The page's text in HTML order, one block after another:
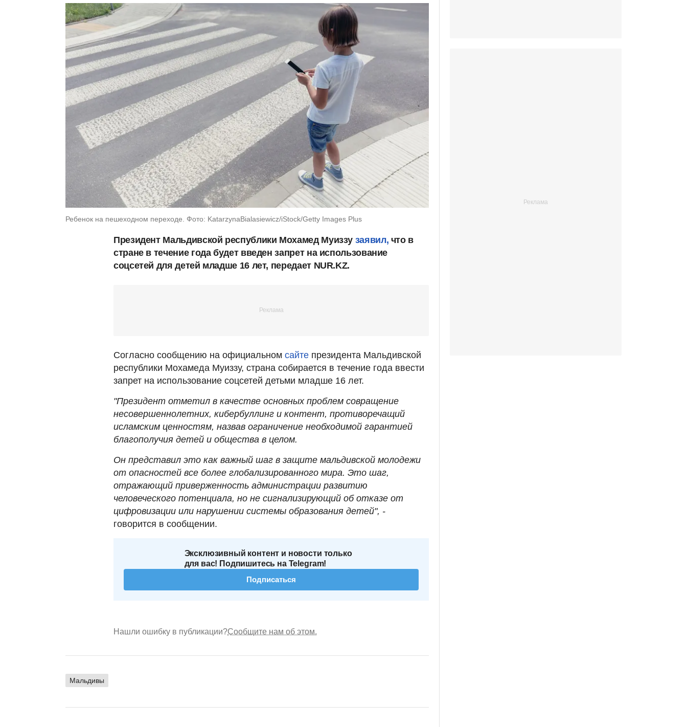
Ребенок на пешеходном переходе. Фото: KatarzynaBialasiewicz/iStock/Getty Images Plus
Президент Мальдивской республики Мохамед Муиззу заявил, что в
стране в течение года будет введен запрет на использование
соцсетей для детей младше 16 лет, передает NUR.KZ.
Согласно сообщению на официальном сайте президента Мальдивской
республики Мохамеда Муиззу, страна собирается в течение года ввести
запрет на использование соцсетей детьми младше 16 лет.
"Президент отметил в качестве основных проблем совращение
несовершеннолетних, кибербуллинг и контент, противоречащий
исламским ценностям, назвав ограничение необходимой гарантией
благополучия детей и общества в целом.
Он представил это как важный шаг в защите мальдивской молодежи
от опасностей все более глобализированного мира. Это шаг,
отражающий приверженность администрации развитию
человеческого потенциала, но не сигнализирующий об отказе от
цифровизации или нарушении системы образования детей", -
говорится в сообщении.
Эксклюзивный контент и новости только
для вас! Подпишитесь на Telegram!
Подписаться
Нашли ошибку в публикации?Сообщите нам об этом.
Мальдивы